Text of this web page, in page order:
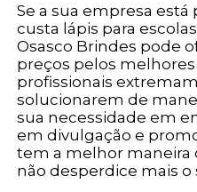
Se a sua empresa
custa lápis para
Osasco Brindes pode
preços pelos
profissionais
solucionarem de
sua necessidade em
em divulgação e
tem a melhor maneira
não desperdice mais o